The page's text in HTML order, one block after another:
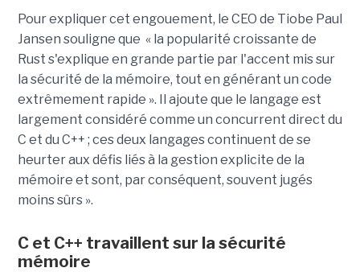
Pour expliquer cet engouement, le CEO de Tiobe Paul
Jansen souligne que « la popularité croissante de
Rust s'explique en grande partie par l'accent mis sur
la sécurité de la mémoire, tout en générant un code
extrêmement rapide ». Il ajoute que le langage est
largement considéré comme un concurrent direct du
C et du C++ ; ces deux langages continuent de se
heurter aux défis liés à la gestion explicite de la
mémoire et sont, par conséquent, souvent jugés
moins sûrs ».
C et C++ travaillent sur la sécurité
mémoire